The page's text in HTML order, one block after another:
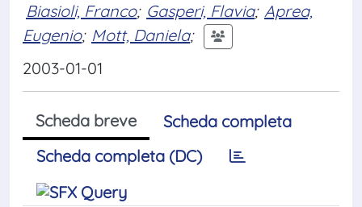
Biasioli, Franco; Gasperi, Flavia; Aprea,
Eugenio; Mott, Daniela;
2003-01-01
Scheda breve
Scheda completa
Scheda completa (DC)